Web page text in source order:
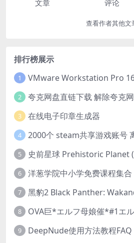
文章 评论
查看作者其他文
排行榜展示
1
2 夸克网盘直链下载 解除夸克
3 在线电子印章生成器
4 2000个 steam共享游戏账号
5
6 洋葱学院中小学免费课程集
7
8
9 DeepNude使用方法教程FAQ